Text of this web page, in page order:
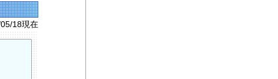
18現在